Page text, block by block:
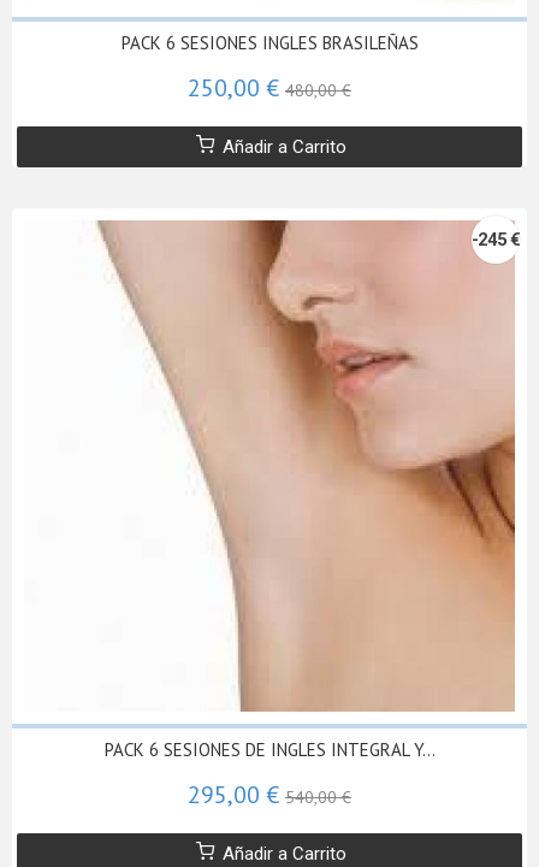
PACK 6 SESIONES INGLES BRASILEÑAS
250,00 € 480,00 €
Añadir a Carrito
-245 €
PACK 6 SESIONES DE INGLES INTEGRAL Y...
295,00 € 540,00 €
Añadir a Carrito